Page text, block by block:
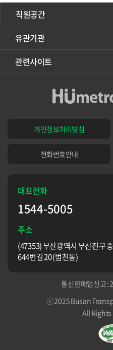
직원공간
유관기관
관련사이트
개인정보처리방침
전화번호안내
대표전화
1544-5005
주소
(47353) 부산광역시 부산진구
644번길 20 (범천동)
통신판매업신고
ⓒ 2025 Busan
All Rights